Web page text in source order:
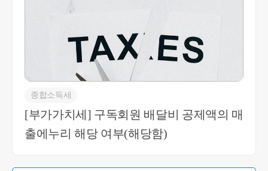
종합소득세
[부가가치세] 구독회원 배달비 공제액의 매
출에누리 해당 여부(해당함)